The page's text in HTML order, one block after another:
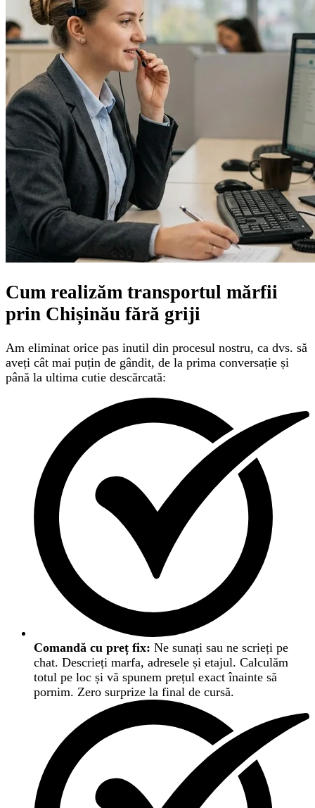
Cum realizăm transportul mărfii
prin Chișinău fără griji
Am eliminat orice pas inutil din procesul nostru, ca dvs. să
aveți cât mai puțin de gândit, de la prima conversație și
până la ultima cutie descărcată:
Comandă cu preț fix: Ne sunați sau ne scrieți pe
chat. Descrieți marfa, adresele și etajul. Calculăm
totul pe loc și vă spunem prețul exact înainte să
pornim. Zero surprize la final de cursă.